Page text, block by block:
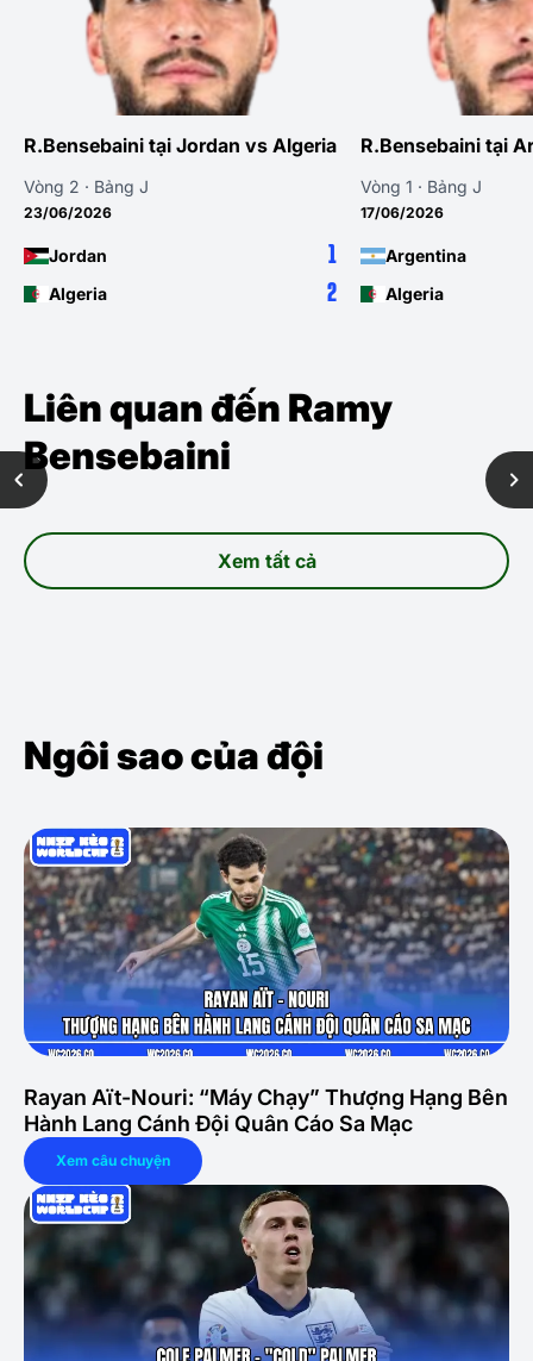
R.Bensebaini tại Jordan vs Algeria
Vòng 2 · Bảng J
23/06/2026
Jordan 1
Algeria 2
R.Bensebaini tại
Vòng 1 · Bảng J
17/06/2026
Argentina
Algeria
Liên quan đến Ramy
Bensebaini
Xem tất cả
Ngôi sao của đội
Rayan Aït-Nouri: “Máy Chạy” Thượng Hạng Bên
Hành Lang Cánh Đội Quân Cáo Sa Mạc
Xem câu chuyện